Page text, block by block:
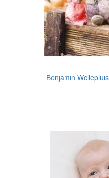
Benjamin Wollepluis